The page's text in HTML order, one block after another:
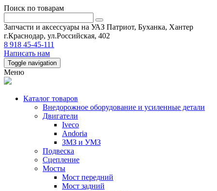
Поиск по товарам
Запчасти и аксессуары на УАЗ Патриот, Буханка, Хантер
г.Краснодар, ул.Российская, 402
8 918 45-45-111
Написать нам
Toggle navigation
Меню
Каталог товаров
Внедорожное оборудование и усиленные детали
Двигатели
Iveco
Andoria
ЗМЗ и УМЗ
Подвеска
Сцепление
Мосты
Мост передний
Мост задний